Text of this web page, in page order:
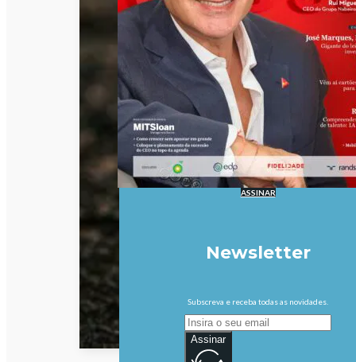
ASSINAR
Newsletter
Subscreva e receba todas as novidades.
Assinar